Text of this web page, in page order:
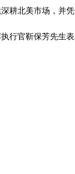
北美市场，并凭
官靳保芳先生表